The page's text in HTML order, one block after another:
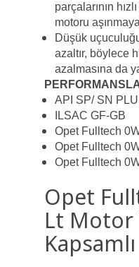
parçalarının
motoru
Düşük
azaltır, böylece
azalmasına da
API SP/ SN
ILSAC GF-GB
Opet Fulltech
Opet Fulltech
Opet Fulltech
Opet
Lt Motor